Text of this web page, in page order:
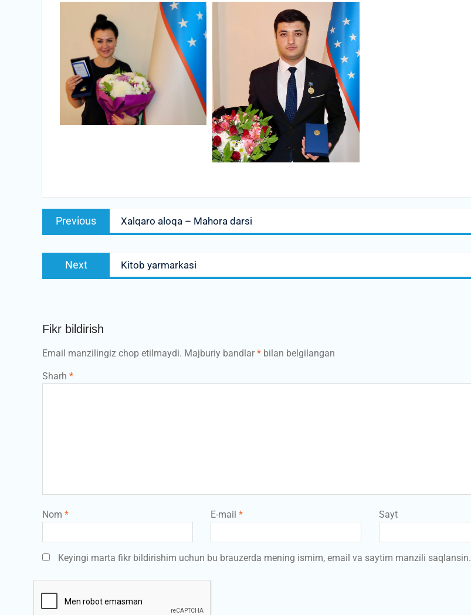
Post
menyusi
Previous
Previous
post:
Xalqaro aloqa – Mahora darsi
Next
Next
post:
Kitob yarmarkasi
Fikr bildirish
Email manzilingiz chop etilmaydi. Majburiy bandlar* bilan belgilangan
Sharh *
Nom * E-mail * Sayt
Keyingi marta fikr bildirishim uchun bu brauzerda mening ismim, email va saytim manzili saqlansin.